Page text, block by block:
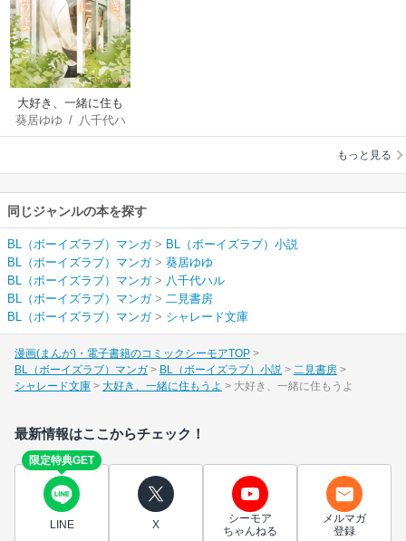
大好き、一緒に住も
うよ
葵居ゆゆ / 八千代ハ
ル
もっと見る
同じジャンルの本を探す
BL（ボーイズラブ）マンガ> BL（ボーイズラブ）小説
BL（ボーイズラブ）マンガ> 葵居ゆゆ
BL（ボーイズラブ）マンガ> 八千代ハル
BL（ボーイズラブ）マンガ> 二見書房
BL（ボーイズラブ）マンガ> シャレード文庫
漫画(まんが)・電子書籍のコミックシーモアTOP
BL（ボーイズラブ）マンガ
BL（ボーイズラブ）小説
二見書房
シャレード文庫
大好き、一緒に住もうよ 大好き、一緒に住もうよ
最新情報はここからチェック！
限定特典GET
LINE X
シーモア
ちゃんねる
メルマガ
登録